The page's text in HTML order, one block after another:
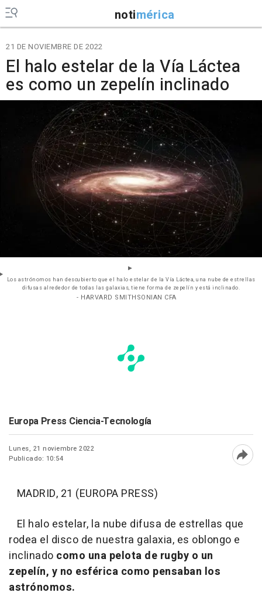
notimérica
21 DE NOVIEMBRE DE 2022
El halo estelar de la Vía Láctea
es como un zepelín inclinado
Los astrónomos han descubierto que el halo estelar de la Vía Láctea, una nube de estrellas
difusas alrededor de todas las galaxias, tiene forma de zepelín y está inclinado.
- HARVARD SMITHSONIAN CFA
Europa Press Ciencia-Tecnología
Lunes, 21 noviembre 2022
Publicado: 10:54
MADRID, 21 (EUROPA PRESS)
El halo estelar, la nube difusa de estrellas que
rodea el disco de nuestra galaxia, es oblongo e
inclinado como una pelota de rugby o un
zepelín, y no esférica como pensaban los
astrónomos.